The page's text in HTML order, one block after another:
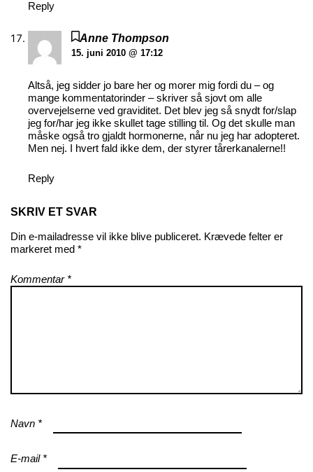
Reply
Anne Thompson
15. juni 2010 @ 17:12
Altså, jeg sidder jo bare her og morer mig fordi du – og
mange kommentatorinder – skriver så sjovt om alle
overvejelserne ved graviditet. Det blev jeg så snydt for/slap
jeg for/har jeg ikke skullet tage stilling til. Og det skulle man
måske også tro gjaldt hormonerne, når nu jeg har adopteret.
Men nej. I hvert fald ikke dem, der styrer tårerkanalerne!!
Reply
SKRIV ET SVAR
Din e-mailadresse vil ikke blive publiceret. Krævede felter er
markeret med *
Kommentar *
Navn *
E-mail *